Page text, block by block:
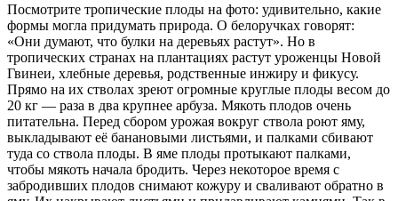
Посмотрите тропические плоды на фото: удивительно, какие
формы могла придумать природа. О белоручках говорят:
«Они думают, что булки на деревьях растут». Но в
тропических странах на плантациях растут уроженцы Новой
Гвинеи, хлебные деревья, родственные инжиру и фикусу.
Прямо на их стволах зреют огромные круглые плоды весом до
20 кг — раза в два крупнее арбуза. Мякоть плодов очень
питательна. Перед сбором урожая вокруг ствола роют яму,
выкладывают её банановыми листьями, и палками сбивают
туда со ствола плоды. В яме плоды протыкают палками,
чтобы мякоть начала бродить. Через некоторое время с
забродивших плодов снимают кожуру и сваливают обратно в